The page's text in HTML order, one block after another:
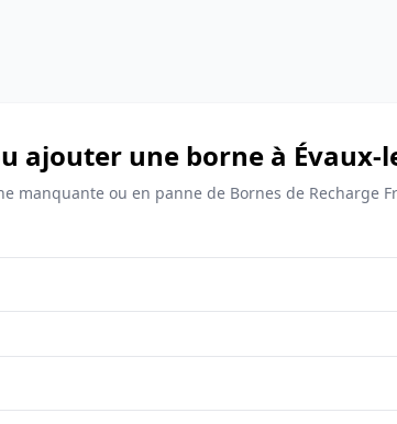
ajouter une borne à Évaux-
manquante ou en panne de Bornes de Recharge